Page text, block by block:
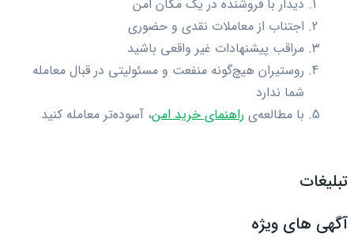
دیدار با فروشنده در یک مکان امن
اجتناب از معاملات نقدی و حضوری
مراقب پیشنهادات غیر واقعی باشید
روستیران هیچ‌گونه منفعت و مسئولیتی در قبال معامله
شما ندارد
با مطالعه‌ی راهنمای خرید امن، آسوده‌تر معامله کنید
تبلیغات
آگهی های ویژه